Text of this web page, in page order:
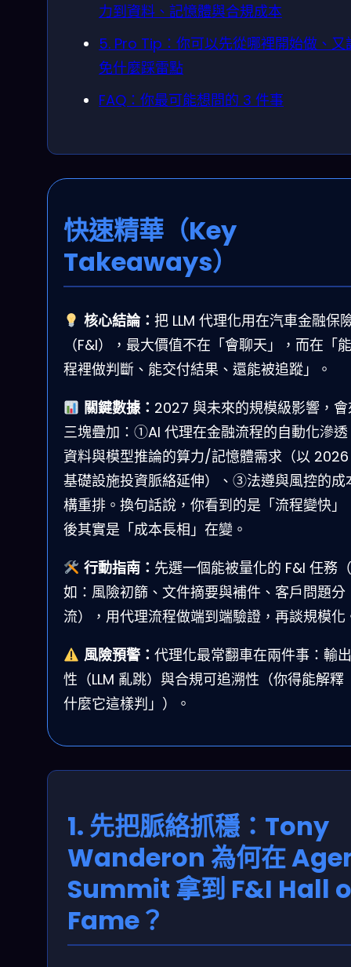
力到資料、記憶體與合規成本
5. Pro Tip：你可以先從哪裡開始做、又
免什麼踩雷點
FAQ：你最可能想問的 3 件事
快速精華（Key
Takeaways）
核心結論： 把 LLM 代理化用在汽車金融保
（F&I），最大價值不在「會聊天」，而在「
程裡做判斷、能交付結果、還能被追蹤」。
關鍵數據： 2027 與未來的規模級影響，
三塊疊加：①AI 代理在金融流程的自動化滲
資料與模型推論的算力/記憶體需求（以
基礎設施投資脈絡延伸）、③法遵與風控的成
構重排。換句話說，你看到的是「流程變快」
後其實是「成本長相」在變。
行動指南： 先選一個能被量化的 F&I 任務
如：風險初篩、文件摘要與補件、客戶問題分
流），用代理流程做端到端驗證，再談規模化
風險預警： 代理化最常翻車在兩件事：輸
性（LLM 亂跳）與合規可追溯性（你得能解釋
什麼它這樣判」）。
1. 先把脈絡抓穩：Tony
Wanderon 為何在
Summit 拿到 F&I Hall
Fame？